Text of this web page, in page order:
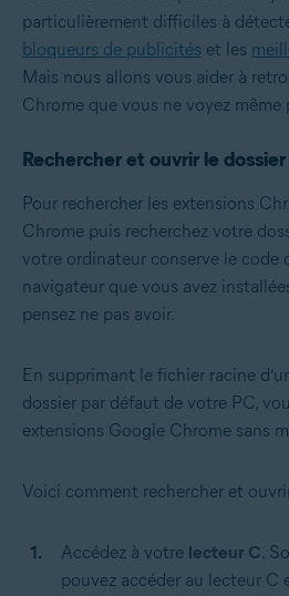
particulièrement difficiles à
bloqueurs de publicités et les
Mais nous allons vous aider à
Chrome que vous ne voyez même
Rechercher et ouvrir le
Pour rechercher les extensions
Chrome puis recherchez votre
votre ordinateur conserve le code
navigateur que vous avez
pensez ne pas avoir.
En supprimant le fichier racine
dossier par défaut de votre PC,
extensions Google Chrome sans
Voici comment rechercher et
Accédez à votre lecteur C.
pouvez accéder au lecteur C